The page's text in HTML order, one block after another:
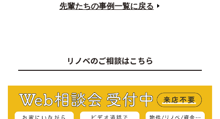
先輩たちの事例一覧に戻る
リノベのご相談はこちら